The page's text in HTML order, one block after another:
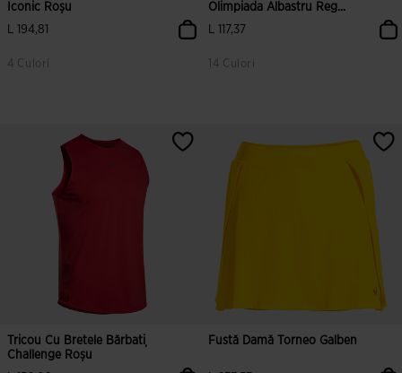
Iconic Roșu
L 194,81
4 Culori
4,8 din 5 evaluări ale clienților
Olimpiada Albastru Reg...
L 117,37
14 Culori
Tricou Cu Bretele Bărbați
Challenge Roșu
Fustă Damă Torneo Galben